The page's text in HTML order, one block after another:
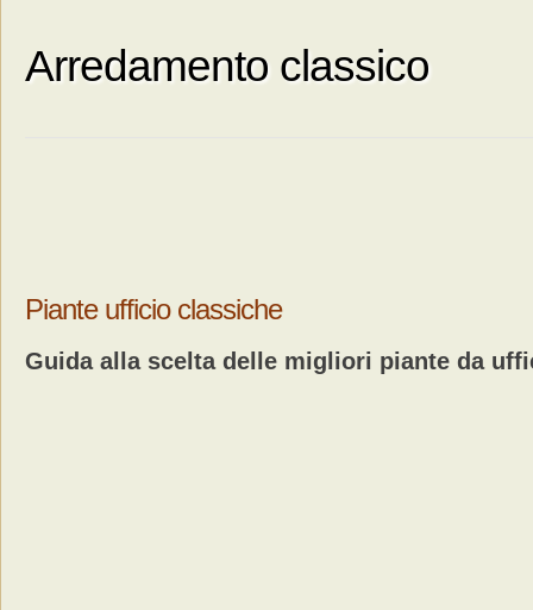
Arredamento classico
Piante ufficio classiche
Guida alla scelta delle migliori piante da